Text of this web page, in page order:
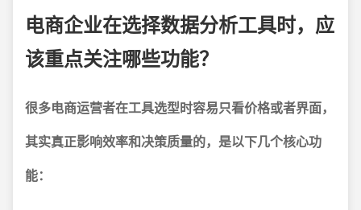
电商企业在选择数据分析工具时，应
该重点关注哪些功能？
很多电商运营者在工具选型时容易只看价格或者界面，
其实真正影响效率和决策质量的，是以下几个核心功
能：